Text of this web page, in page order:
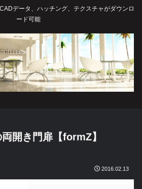
データ、ハッチング、テクスチャがダウンロ
ード可能
両開き門扉【formZ】
2016.02.13